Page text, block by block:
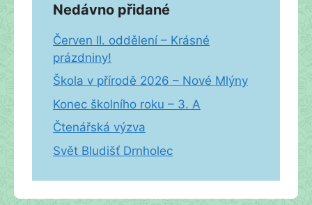
Nedávno přidané
Červen II. oddělení – Krásné
prázdniny!
Škola v přírodě 2026 – Nové Mlýny
Konec školního roku – 3. A
Čtenářská výzva
Svět Bludišť Drnholec